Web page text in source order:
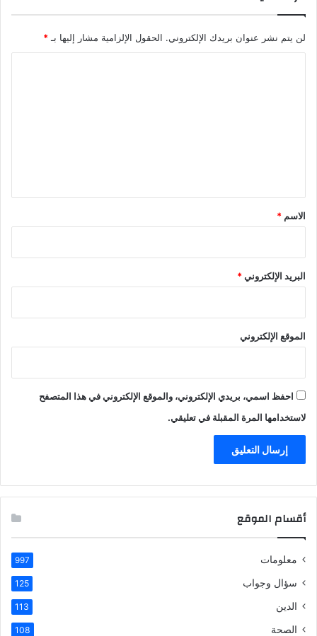
لن يتم نشر عنوان بريدك الإلكتروني. الحقول الإلزامية مشار إليها بـ *
*
الاسم *
البريد الإلكتروني*
الموقع الإلكتروني
احفظ اسمي، بريدي الإلكتروني، والموقع الإلكتروني في هذا المتصفح
لاستخدامها المرة المقبلة في تعليقي.
أقسام الموقع
معلومات 997
سؤال وجواب 125
الدين 113
الصحة 108